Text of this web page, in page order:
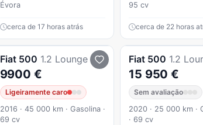
Évora
cerca de 17 horas atrás
95 cv
cerca de 22 horas
Fiat 500 1.2 Lounge
9900 €
Ligeiramente caro
2016 · 45 000 km · Gasolina ·
69 cv
Fiat 500 1.2 Lounge
15 950 €
Sem avaliação
2020 · 25 000 km ·
· 69 cv